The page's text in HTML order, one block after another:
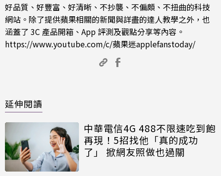
好品質、好豐富、好清晰、不抄襲、不偏頗、不扭曲的科技
網站。除了提供蘋果相關的新聞與詳盡的達人教學之外，也
涵蓋了 3C 產品開箱、App 評測及觀點分享等內容。
https://www.youtube.com/c/蘋果迷applefanstoday/
延伸閱讀
中華電信4G 488不限速吃到飽
再現！5招找他「真的成功
了」 掀網友照做也過關